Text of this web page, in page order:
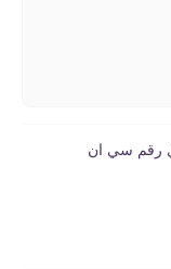
رقم سي ان